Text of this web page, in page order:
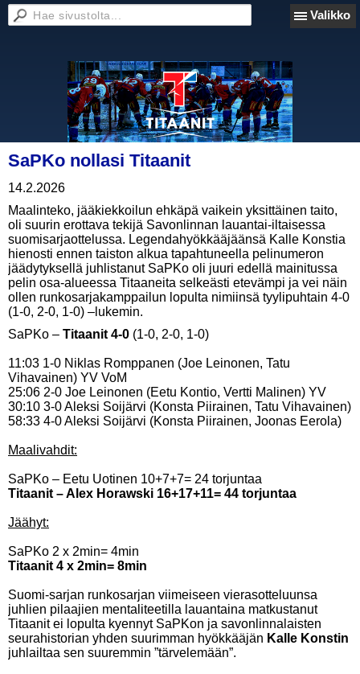
Valikko
SaPKo nollasi Titaanit
14.2.2026
Maalinteko, jääkiekkoilun ehkäpä vaikein yksittäinen taito,
oli suurin erottava tekijä Savonlinnan lauantai-iltaisessa
suomisarjaottelussa. Legendahyökkääjäänsä Kalle Konstia
hienosti ennen taiston alkua tapahtuneella pelinumeron
jäädytyksellä juhlistanut SaPKo oli juuri edellä mainitussa
pelin osa-alueessa Titaaneita selkeästi etevämpi ja vei näin
ollen runkosarjakamppailun lopulta nimiinsä tyylipuhtain 4-0
(1-0, 2-0, 1-0) –lukemin.
SaPKo – Titaanit 4-0 (1-0, 2-0, 1-0)
11:03 1-0 Niklas Romppanen (Joe Leinonen, Tatu
Vihavainen) YV VoM
25:06 2-0 Joe Leinonen (Eetu Kontio, Vertti Malinen) YV
30:10 3-0 Aleksi Soijärvi (Konsta Piirainen, Tatu Vihavainen)
58:33 4-0 Aleksi Soijärvi (Konsta Piirainen, Joonas Eerola)
Maalivahdit:
SaPKo – Eetu Uotinen 10+7+7= 24 torjuntaa
Titaanit – Alex Horawski 16+17+11= 44 torjuntaa
Jäähyt:
SaPKo 2 x 2min= 4min
Titaanit 4 x 2min= 8min
Suomi-sarjan runkosarjan viimeiseen vierasotteluunsa
juhlien pilaajien mentaliteetilla lauantaina matkustanut
Titaanit ei lopulta kyennyt SaPKon ja savonlinnalaisten
seurahistorian yhden suurimman hyökkääjän Kalle Konstin
juhlailtaa sen suuremmin ”tärvelemään”.